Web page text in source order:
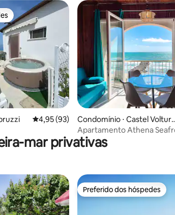
avaliações
4,95 de uma avaliação média de 5, 93
4,95 (93)
Condomínio ⋅ Castel
o
Apartamento Athena
estacionamento e piscina
mar privativas
Preferido dos hóspedes
Preferido dos hóspedes